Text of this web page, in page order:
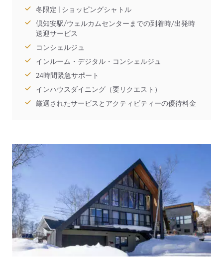
冬限定 | ショッピングシャトル
倶知安駅/ウェルカムセンターまでの到着時/出発時
送迎サービス
コンシェルジュ
インルーム・デジタル・コンシェルジュ
24時間緊急サポート
インハウスダイニング（要リクエスト）
厳選されたサービスとアクティビティーの優待料金